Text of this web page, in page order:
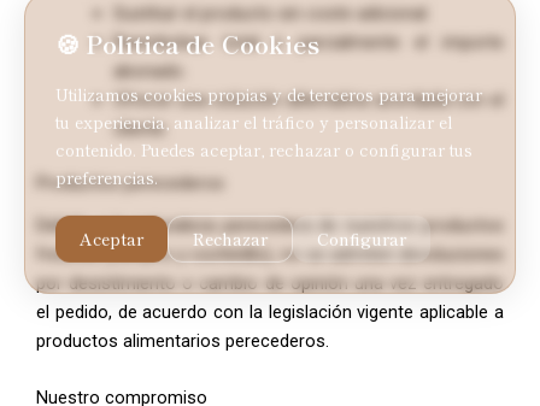
Sustituir el producto sin coste adicional.
Reembolsar total o parcialmente el importe
abonado.
Ofrecer una solución alternativa acordada con el
cliente.
Productos perecederos
Debido a la naturaleza perecedera de nuestros productos
frescos (cordero y cochinillo), no se admiten devoluciones
por desistimiento o cambio de opinión una vez entregado
el pedido, de acuerdo con la legislación vigente aplicable a
productos alimentarios perecederos.
Nuestro compromiso
🍪 Política de Cookies
Utilizamos cookies propias y de terceros para mejorar
tu experiencia, analizar el tráfico y personalizar el
contenido. Puedes aceptar, rechazar o configurar tus
preferencias.
Aceptar Rechazar Configurar